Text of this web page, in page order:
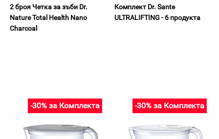
2 броя Четка за зъби Dr.
Nature Total Health Nano
Charcoal
Комплект Dr. Sante
ULTRALIFTING - 6 продукта
-30% за Комплекта -30% за Комплекта